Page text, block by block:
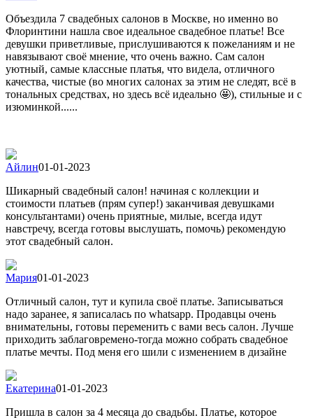
Объездила 7 свадебных салонов в Москве, но именно во
Флоринтини нашла свое идеальное свадебное платье! Все
девушки приветливые, прислушиваются к пожеланиям и не
навязывают своё мнение, что очень важно. Сам салон
уютный, самые классные платья, что видела, отличного
качества, чистые (во многих салонах за этим не следят, всё в
тональных средствах, но здесь всё идеально 🤩), стильные и с
изюминкой......
Айлин01-01-2023
Шикарный свадебный салон! начиная с коллекции и
стоимости платьев (прям супер!) заканчивая девушками
консультантами) очень приятные, милые, всегда идут
навстречу, всегда готовы выслушать, помочь) рекомендую
этот свадебный салон.
Мария01-01-2023
Отличный салон, тут и купила своё платье. Записываться
надо заранее, я записалась по whatsapp. Продавцы очень
внимательны, готовы переменить с вами весь салон. Лучше
приходить заблаговремено-тогда можно собрать свадебное
платье мечты. Под меня его шили с изменением в дизайне
Екатерина01-01-2023
Пришла в салон за 4 месяца до свадьбы. Платье, которое